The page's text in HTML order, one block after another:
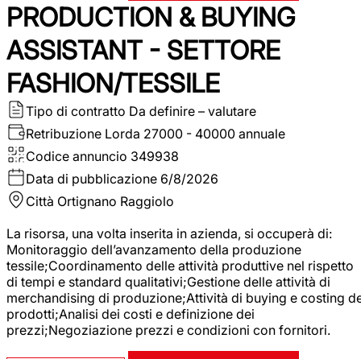
PRODUCTION & BUYING
ASSISTANT - SETTORE
FASHION/TESSILE
Tipo di contratto Da definire – valutare
Retribuzione Lorda 27000 - 40000 annuale
Codice annuncio 349938
Data di pubblicazione 6/8/2026
Città Ortignano Raggiolo
La risorsa, una volta inserita in azienda, si occuperà di:
Monitoraggio dell’avanzamento della produzione
tessile;Coordinamento delle attività produttive nel rispetto
di tempi e standard qualitativi;Gestione delle attività di
merchandising di produzione;Attività di buying e costing
prodotti;Analisi dei costi e definizione dei
prezzi;Negoziazione prezzi e condizioni con fornitori.